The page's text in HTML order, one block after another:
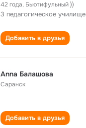
42 года, Бьютифульный ))
3 педагогическое училище
Добавить в друзья
Anna Балашова
Саранск
Добавить в друзья